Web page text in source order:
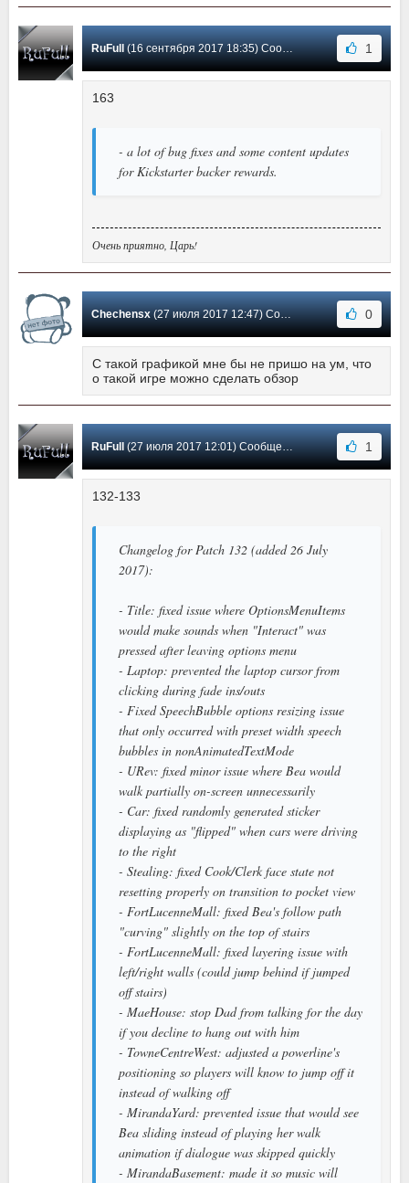
RuFull (16 сентября 2017 18:35) Сообщение #5 1
163
- a lot of bug fixes and some content updates
for Kickstarter backer rewards.
Очень приятно, Царь!
Chechensx(27 июля 2017 12:47) Сообщение #4 0
С такой графикой мне бы не пришо на ум, что
о такой игре можно сделать обзор
RuFull (27 июля 2017 12:01) Сообщение #3 1
132-133
Changelog for Patch 132 (added 26 July
2017):
- Title: fixed issue where OptionsMenuItems
would make sounds when "Interact" was
pressed after leaving options menu
- Laptop: prevented the laptop cursor from
clicking during fade ins/outs
- Fixed SpeechBubble options resizing issue
that only occurred with preset width speech
bubbles in nonAnimatedTextMode
- URev: fixed minor issue where Bea would
walk partially on-screen unnecessarily
- Car: fixed randomly generated sticker
displaying as "flipped" when cars were driving
to the right
- Stealing: fixed Cook/Clerk face state not
resetting properly on transition to pocket view
- FortLucenneMall: fixed Bea's follow path
"curving" slightly on the top of stairs
- FortLucenneMall: fixed layering issue with
left/right walls (could jump behind if jumped
off stairs)
- MaeHouse: stop Dad from talking for the day
if you decline to hang out with him
- TowneCentreWest: adjusted a powerline's
positioning so players will know to jump off it
instead of walking off
- MirandaYard: prevented issue that would see
Bea sliding instead of playing her walk
animation if dialogue was skipped quickly
- MirandaBasement: made it so music will